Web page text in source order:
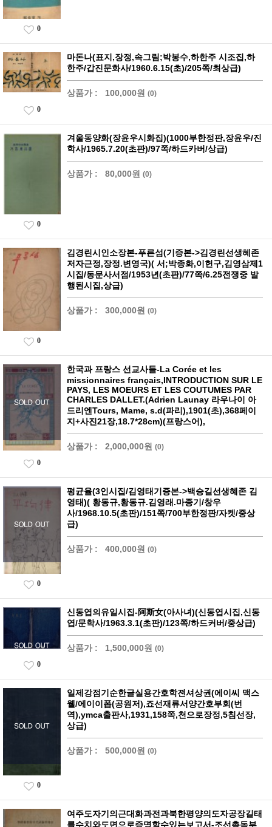
0
마돈나(표지,장정,속그림;박봉수,하한주 시조집,하
한주/갑진문화사/1960.6.15(초)/205쪽/최상급)
상품가 : 100,000원 (0)
0
겨울동양화(장윤우시화집)(1000부한정판,장윤우/진
학사/1965.7.20(초판)/97쪽/하드카버/상급)
상품가 : 80,000원 (0)
0
김경린시인소장본-푸른섬(기증본->김경린선생혜존
저자근정,장정.변영국)( 서;박종화,이헌구,김영삼제1
시집/동문사서점/1953년(초판)/77쪽/6.25전쟁중 발
행된시집,상급)
상품가 : 300,000원 (0)
0
한국과 프랑스 선교사들-La Corée et les
missionnaires français,INTRODUCTION SUR LE
PAYS, LES MOEURS ET LES COUTUMES PAR
CHARLES DALLET.(Adrien Launay 라우나이 아
드리엔Tours, Mame, s.d(파리),1901(초),368페이
지+사진21장,18.7*28cm)(프랑스어),
상품가 : 2,000,000원 (0)
0
평균율(3인시집/김영태기증본->백승길선생혜존 김
영태)( 황동규,황동규.김영래.마종기/창우
사/1968.10.5(초판)/151쪽/700부한정판/자켓/중상
급)
상품가 : 400,000원 (0)
0
신동엽의유일시집-阿斯女(아사녀)(신동엽시집,신동
엽/문학사/1963.3.1(초판)/123쪽/하드커버/중상급)
상품가 : 1,500,000원 (0)
0
일제강점기순한글실용간호학젼셔상권(에이씨 맥스
웰/에이이폽(공원저),죠선재류서양간호부회(번
역),ymca출판사,1931,158쪽,천으로장정,5침선장,
상급)
상품가 : 500,000원 (0)
0
여주도자기의근대화과전과북한평양의도자공장길태
를수치와도면으로증명할수있는보고서-조선총독부